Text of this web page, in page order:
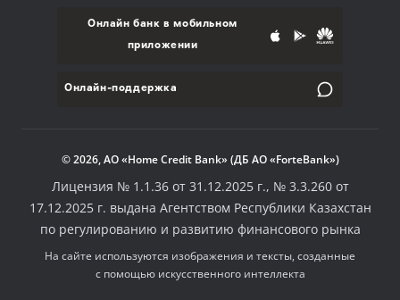
Онлайн банк в мобильном
приложении
Онлайн-поддержка
© 2026, АО «Home Credit Bank» (ДБ АО «ForteBank»)
Лицензия № 1.1.36 от 31.12.2025 г., № 3.3.260 от
17.12.2025 г. выдана Агентством Республики Казахстан
по регулированию и развитию финансового рынка
На сайте используются изображения и тексты, созданные
с помощью искусственного интеллекта